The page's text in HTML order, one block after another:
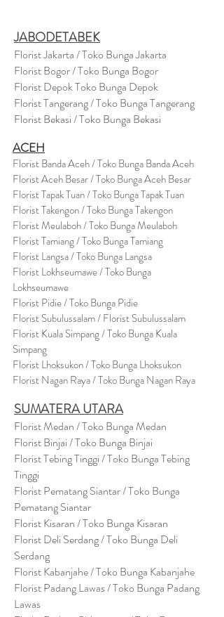
JABODETABEK
Florist Jakarta / Toko Bunga Jakarta
Florist Bogor / Toko Bunga Bogor
Florist Depok Toko Bunga Depok
Florist Tangerang / Toko Bunga Tangerang
Florist Bekasi / Toko Bunga Bekasi
ACEH
Florist Banda Aceh / Toko Bunga Banda Aceh
Florist Aceh Besar / Toko Bunga Aceh Besar
Florist Tapak Tuan / Toko Bunga Tapak Tuan
Florist Takengon / Toko Bunga Takengon
Florist Meulaboh / Toko Bunga Meulaboh
Florist Tamiang / Toko Bunga Tamiang
Florist Langsa / Toko Bunga Langsa
Florist Lokhseumawe / Toko Bunga
Lokhseumawe
Florist Pidie / Toko Bunga Pidie
Florist Subulussalam / Florist Subulussalam
Florist Kuala Simpang / Toko Bunga Kuala
Simpang
Florist Lhoksukon / Toko Bunga Lhoksukon
Florist Nagan Raya / Toko Bunga Nagan Raya
SUMATERA UTARA
Florist Medan / Toko Bunga Medan
Florist Binjai / Toko Bunga Binjai
Florist Tebing Tinggi / Toko Bunga Tebing
Tinggi
Florist Pematang Siantar / Toko Bunga
Pematang Siantar
Florist Kisaran / Toko Bunga Kisaran
Florist Deli Serdang / Toko Bunga Deli
Serdang
Florist Kabanjahe / Toko Bunga Kabanjahe
Florist Padang Lawas / Toko Bunga Padang
Lawas